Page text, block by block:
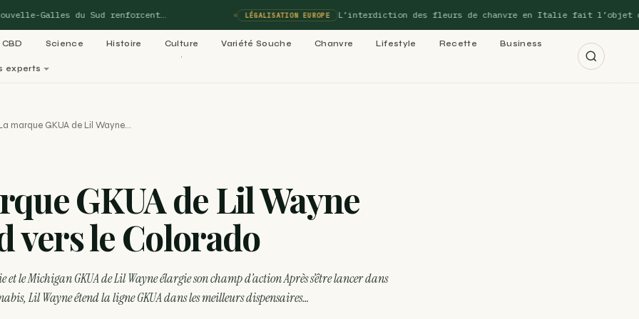
Galles du Sud renforcent… LÉGALISATION EUROPE L’interdiction des fleurs de chanvre en Italie fait l’objet d’un
CBD Science Histoire Culture Variété Souche Chanvre Lifestyle Recette Business
experts
: Variétés cannabis : le Culture cannabis : le
05
Légalisation cannabis
dans le
ACTU
RECETTE
marque GKUA de Lil Wayne…
GKUA de Lil Wayne
vers le Colorado
le Michigan GKUA de Lil Wayne élargie son champ d’action Après s’être lancer dans
Lil Wayne étend la ligne GKUA dans les meilleurs dispensaires…